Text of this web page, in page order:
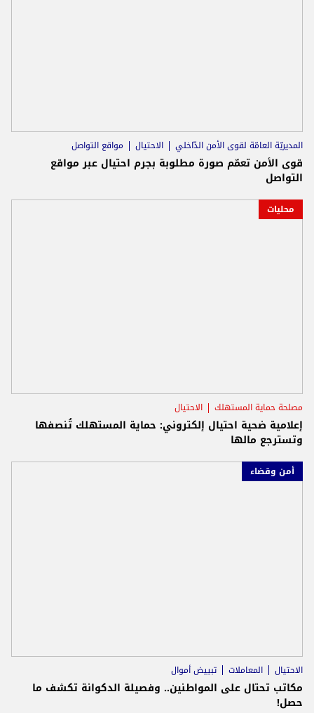
المديريّة العامّة لقوى الأمن الدّاخلي الاحتيال مواقع التواصل
قوى الأمن تعمّم صورة مطلوبة بجرم احتيال عبر مواقع
التواصل
محليات
مصلحة حماية المستهلك الاحتيال
إعلامية ضحية احتيال إلكتروني: حماية المستهلك تُنصفها
وتسترجع مالها
أمن وقضاء
الاحتيال المعاملات تبييض أموال
مكاتب تحتال على المواطنين.. وفصيلة الدكوانة تكشف ما
حصل!